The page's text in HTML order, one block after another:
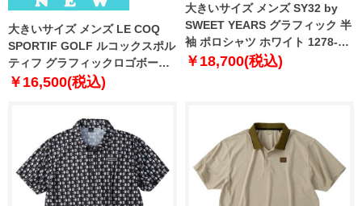
大きいサイズ メンズ LE COQ
SPORTIF GOLF ルコックスポル
ティフ グラフィックロゴボーダ
ー 半袖 ゴルフ ポロシャツ スト
￥16,500(税込)
大きいサイズ メンズ SY32 by
SWEET YEARS グラフィック 半
袖 ポロシャツ ホワイト 1278-
6276-1 3L 4L 5L 6L
￥18,700(税込)